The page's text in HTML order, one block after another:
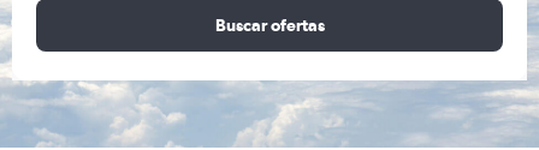
Buscar ofertas